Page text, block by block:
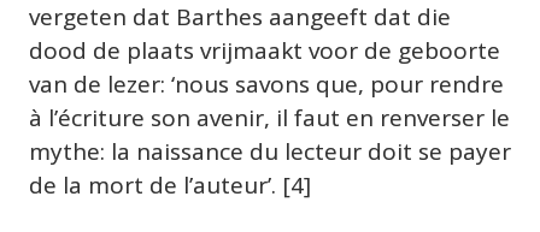
vergeten dat Barthes aangeeft dat die
dood de plaats vrijmaakt voor de geboorte
van de lezer: ‘nous savons que, pour rendre
à l’écriture son avenir, il faut en renverser le
mythe: la naissance du lecteur doit se payer
de la mort de l’auteur’. [4]